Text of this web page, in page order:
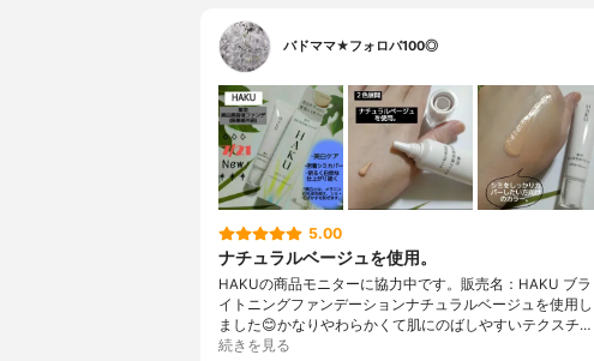
バドママ★フォロバ100◎
5.00
ナチュラルベージュを使用。
HAKUの商品モニターに協力中です。販売名：HAKU ブラ
イトニングファンデーションナチュラルベージュを使用し
ました😊かなりやわらかくて肌にのばしやすいテクスチ…
続きを見る